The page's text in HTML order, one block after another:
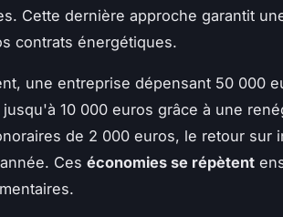
Cette dernière approche garantit
contrats énergétiques.
une entreprise dépensant 50 000
10 000 euros grâce à une
de 2 000 euros, le retour sur
Ces économies se répètent